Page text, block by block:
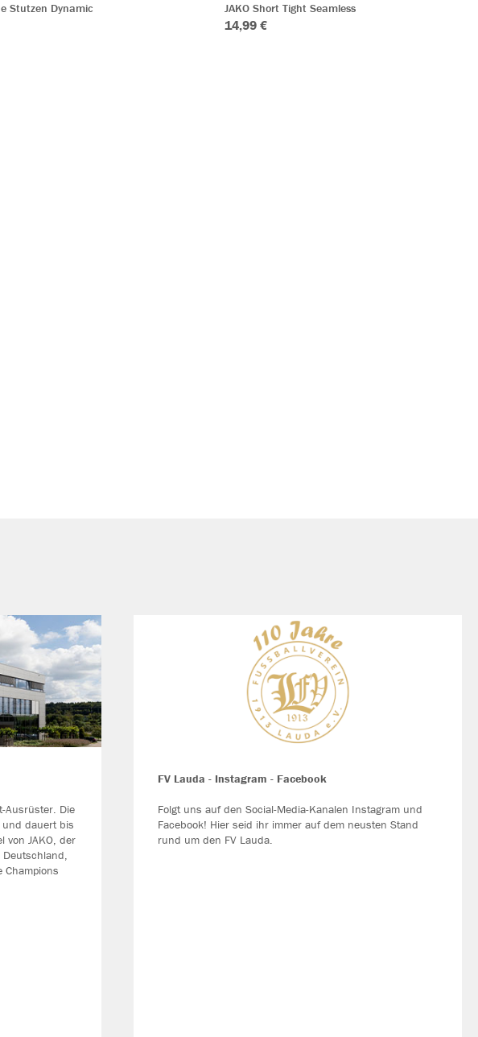
Stutzen Dynamic JAKO Short Tight Seamless
14,99 €
Ausrüster. Die
und dauert bis
von JAKO, der
FV Lauda - Instagram - Facebook
Folgt uns auf den Social-Media-Kanalen Instagram und
Facebook! Hier seid ihr immer auf dem neusten Stand
rund um den FV Lauda.